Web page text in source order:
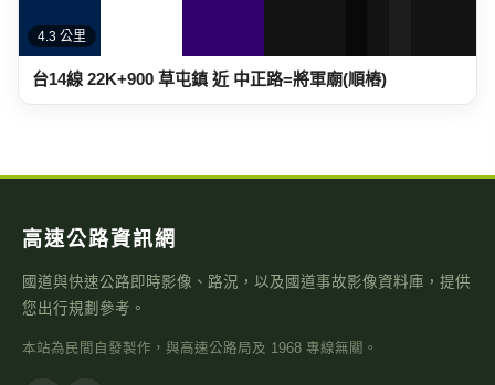
4.3 公里
台14線 22K+900 草屯鎮 近 中正路=將軍廟(順樁)
高速公路資訊網
國道與快速公路即時影像、路況，以及國道事故影像資料庫，提供
您出行規劃參考。
本站為民間自發製作，與高速公路局及 1968 專線無關。